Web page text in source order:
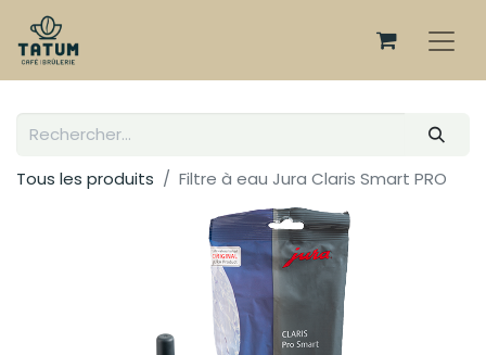
Tous les produits Filtre à eau Jura Claris Smart PRO